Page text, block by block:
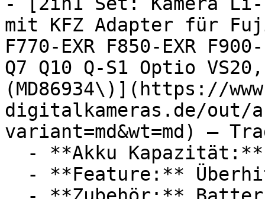
mit KFZ Adapter für
F770-EXR F850-EXR
Q7 Q10 Q-S1 Optio
(MD86934\)](https://
digitalkameras.de/out/
variant=md&wt=md) —